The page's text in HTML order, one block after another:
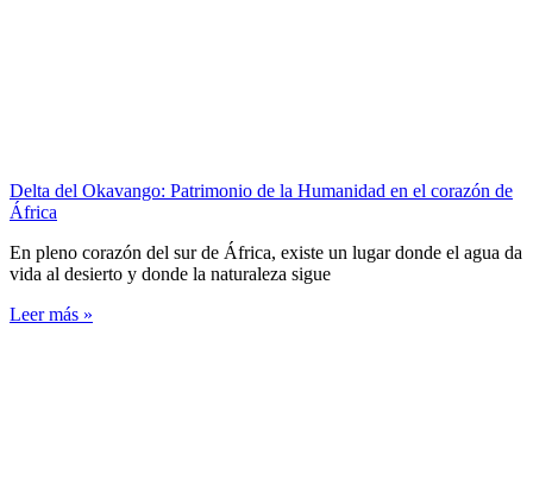
Delta del Okavango: Patrimonio de la Humanidad en el corazón de
África
En pleno corazón del sur de África, existe un lugar donde el agua da
vida al desierto y donde la naturaleza sigue
Leer más »